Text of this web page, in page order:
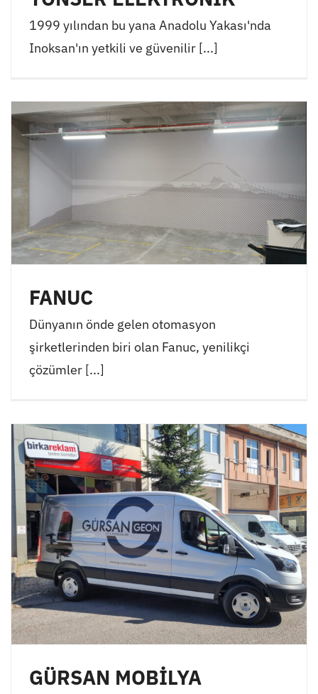
1999 yılından bu yana Anadolu Yakası'nda
Inoksan'ın yetkili ve güvenilir [...]
FANUC
Dünyanın önde gelen otomasyon
şirketlerinden biri olan Fanuc, yenilikçi
çözümler [...]
GÜRSAN MOBİLYA